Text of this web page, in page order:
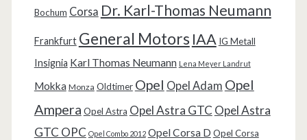
Bochum Corsa Dr. Karl-Thomas Neumann
Frankfurt General Motors IAA IG Metall
Insignia Karl Thomas Neumann Lena Meyer Landrut
Mokka Monza Oldtimer Opel Opel Adam Opel
Ampera Opel Astra Opel Astra GTC Opel Astra
GTC OPC Opel Combo 2012 Opel Corsa D Opel Corsa